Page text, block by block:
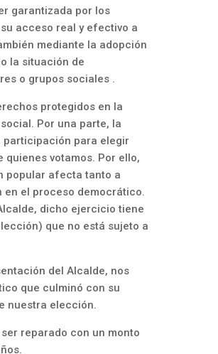
garantizada por los
acceso real y efectivo a
mediante la adopción
la situación de
o grupos sociales .
protegidos en la
Por una parte, la
participación para elegir
votamos. Por ello,
popular afecta tanto a
en el proceso democrático.
dicho ejercicio tiene
que no está sujeto a
del Alcalde, nos
que culminó con su
nuestra elección.
reparado con un monto